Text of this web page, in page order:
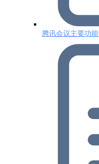
腾讯会议主要功能